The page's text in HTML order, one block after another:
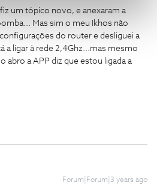
um tópico novo, e anexaram a
Mas sim o meu Ikhos não
do router e desliguei a
a ligar à rede 2,4Ghz...mas mesmo
abro a APP diz que estou ligada a
Forum|Forum|3 years ago